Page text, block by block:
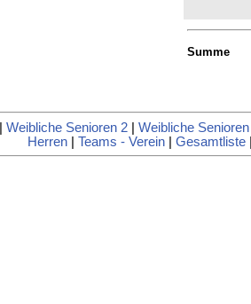
Summe
Weibliche Senioren 2| Weibliche Senioren
Herren| Teams - Verein| Gesamtliste